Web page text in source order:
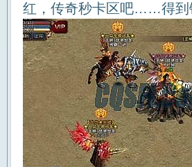
红，传奇秒卡区吧……得到